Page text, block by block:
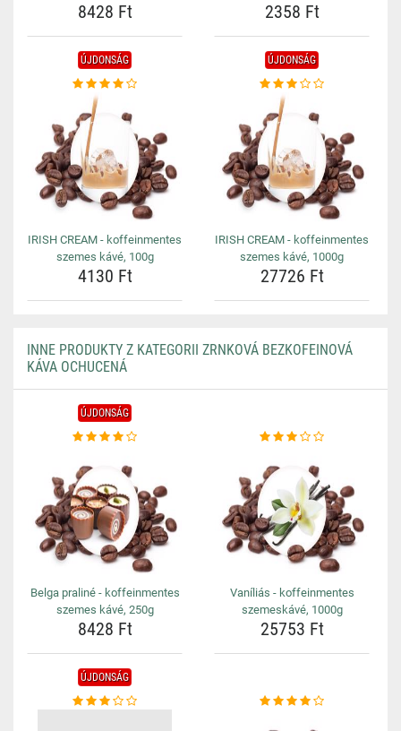
8428 Ft 2358 Ft
ÚJDONSÁG
IRISH CREAM - koffeinmentes
szemes kávé, 100g
4130 Ft
ÚJDONSÁG
IRISH CREAM - koffeinmentes
szemes kávé, 1000g
27726 Ft
INNE PRODUKTY Z KATEGORII ZRNKOVÁ BEZKOFEINOVÁ
KÁVA OCHUCENÁ
ÚJDONSÁG
Belga praliné - koffeinmentes
szemes kávé, 250g
8428 Ft
Vaníliás - koffeinmentes
szemeskávé, 1000g
25753 Ft
ÚJDONSÁG